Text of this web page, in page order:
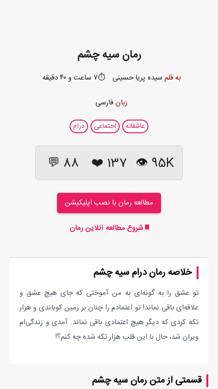
رمان سیه چشم
به قلم سیده پریا حسینی ⏱️۷ ساعت و ۴۰ دقیقه
زبانفارسی
عاشقانه اجتماعی درام
95K 👁
137
❤️
88 💬
مطالعه رمان با نصب اپلیکیشن
شروع مطالعه آنلاین رمان
خلاصه رمان درام سیه چشم
تو عشق را به گونه‌ای به من آموختی که جای هیچ عشق و
علاقه‌ای باقی نماند! تو اعتمادم را چنان بر زمین کوباندی و هزار
تکه کردی که دیگر هیچ اعتمادی باقی نماند. آمدی و زندگی‌ام
ویران شد، حال با این قلب هزار تکه شده چه کنم؟!
قسمتی از متن رمان سیه چشم